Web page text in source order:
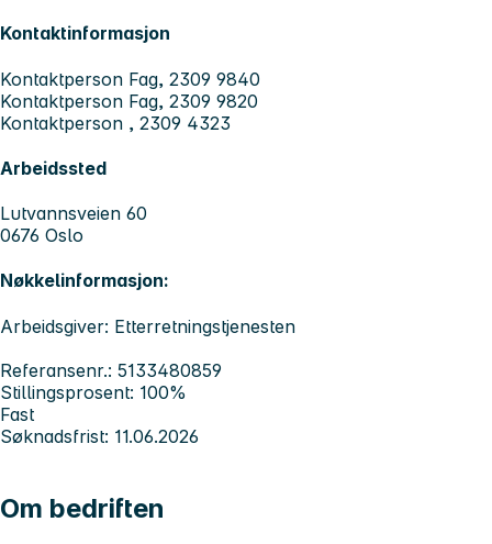
Kontaktinformasjon
Kontaktperson Fag, 2309 9840
Kontaktperson Fag, 2309 9820
Kontaktperson , 2309 4323
Arbeidssted
Lutvannsveien 60
0676 Oslo
Nøkkelinformasjon:
Arbeidsgiver: Etterretningstjenesten
Referansenr.: 5133480859
Stillingsprosent: 100%
Fast
Søknadsfrist: 11.06.2026
Om bedriften